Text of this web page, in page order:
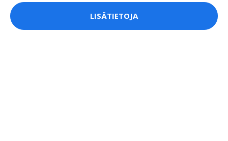
LISÄTIETOJA